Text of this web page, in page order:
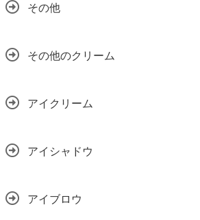
その他
その他のクリーム
アイクリーム
アイシャドウ
アイブロウ